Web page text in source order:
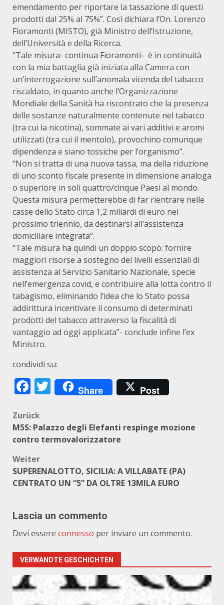
emendamento per riportare la tassazione di questi
prodotti dal 25% al 75%”. Così dichiara l’On. Lorenzo
Fioramonti (MISTO), già Ministro dell’Istruzione,
dell’Università e della Ricerca.
“Tale misura- continua Fioramonti- è in continuità
con la mia battaglia già iniziata alla Camera con
un’interrogazione sull’anomala vicenda del tabacco
riscaldato, in quanto anche l’Organizzazione
Mondiale della Sanità ha riscontrato che la presenza
delle sostanze naturalmente contenute nel tabacco
(tra cui la nicotina), sommate ai vari additivi e aromi
utilizzati (tra cui il mentolo), provochino comunque
dipendenza e siano tossiche per l’organismo”.
“Non si tratta di una nuova tassa, ma della riduzione
di uno sconto fiscale presente in dimensione analoga
o superiore in soli quattro/cinque Paesi al mondo.
Questa misura permetterebbe di far rientrare nelle
casse dello Stato circa 1,2 miliardi di euro nel
prossimo triennio, da destinarsi all’assistenza
domiciliare integrata”.
“Tale misura ha quindi un doppio scopo: fornire
maggiori risorse a sostegno dei livelli essenziali di
assistenza al Servizio Sanitario Nazionale, specie
nell’emergenza covid, e contribuire alla lotta contro il
tabagismo, eliminando l’idea che lo Stato possa
addirittura incentivare il consumo di determinati
prodotti del tabacco attraverso la fiscalità di
vantaggio ad oggi applicata”- conclude infine l’ex
Ministro.
condividi su:
Facebook
Twitter
Share Post
Beitragsnavigation
Zurück
M5S: Palazzo degli Elefanti respinge mozione
contro termovalorizzatore
Weiter
SUPERENALOTTO, SICILIA: A VILLABATE (PA)
CENTRATO UN “5” DA OLTRE 13MILA EURO
Lascia un commento
Devi essere connesso per inviare un commento.
VERWANDTE GESCHICHTEN